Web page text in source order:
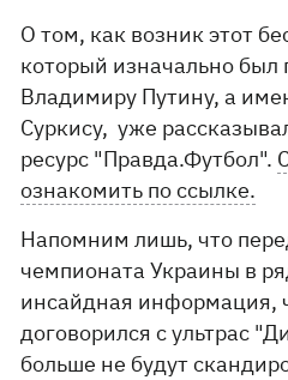
О том, как возник этот
который изначально был
Владимиру Путину, а
Суркису, уже
ресурс "Правда.Футбол".
ознакомить по ссылке.
Напомним лишь, что
чемпионата Украины в
инсайдная информация,
договорился с ультрас
больше не будут